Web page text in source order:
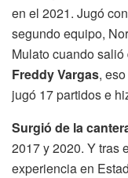
en el 2021. Jugó
segundo equipo,
Mulato cuando
Freddy Vargas,
jugó 17 partidos e
Surgió de la
2017 y 2020. Y tras
experiencia en